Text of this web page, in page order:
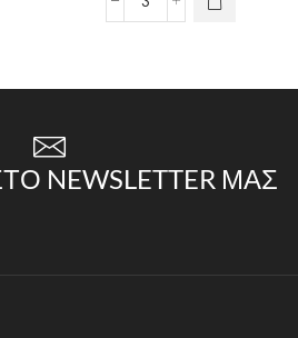
NEWSLETTER ΜΑΣ